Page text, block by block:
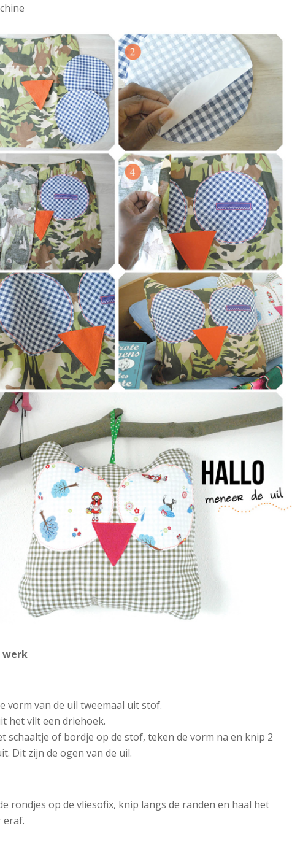
werk
vorm van de uil tweemaal uit stof.
het vilt een driehoek.
schaaltje of bordje op de stof, teken de vorm na en knip 2
Dit zijn de ogen van de uil.
rondjes op de vliesofix, knip langs de randen en haal het
eraf.